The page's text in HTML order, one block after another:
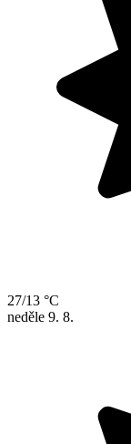
27/13 °C
neděle 9. 8.